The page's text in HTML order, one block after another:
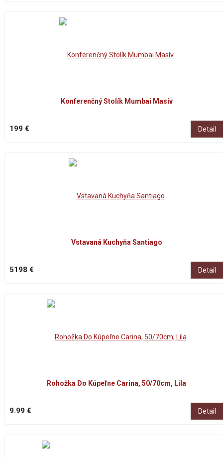
Konferenčný Stolík Mumbai Masív
199 € Detail
Vstavaná Kuchyňa Santiago
5198 € Detail
Rohožka Do Kúpeľne Carina, 50/70cm, Lila
9.99 € Detail